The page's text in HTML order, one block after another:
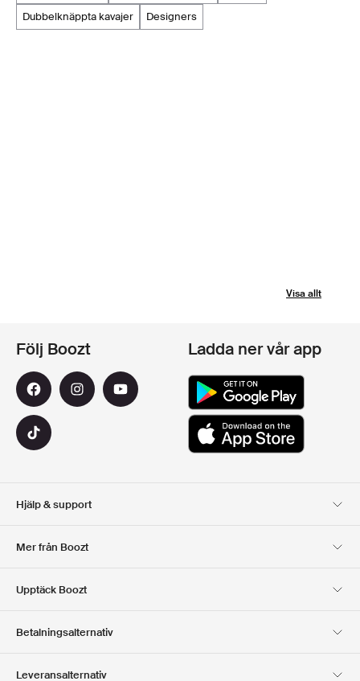
dubbelknäppta kavajer
designers
Visa allt
Hjälp & support
Mer från Boozt
Club Boozt
Upptäck Boozt
Press & utmärkelser
Följ Boozt Ladda ner vår app
Betalningsalternativ
Leveransalternativ